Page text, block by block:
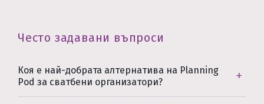
Често задавани въпроси
Коя е най-добрата алтернатива на Planning
Pod за сватбени организатори?